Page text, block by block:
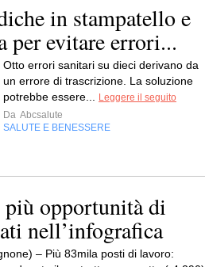
in stampatello e
per evitare errori...
Otto errori sanitari su dieci derivano da
un errore di trascrizione. La soluzione
potrebbe essere...
Leggere il seguito
Da Abcsalute
SALUTE E BENESSERE
opportunità di
nell’infografica
– Più 83mila posti di lavoro: